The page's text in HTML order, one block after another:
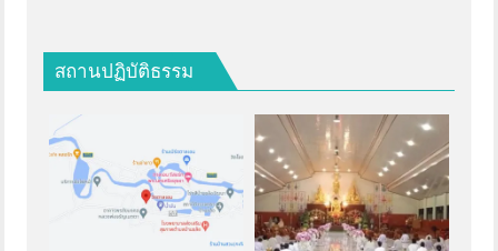
สถานปฏิบัติธรรม